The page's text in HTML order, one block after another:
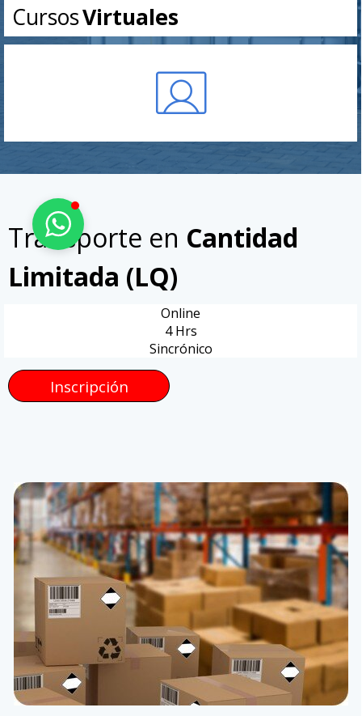
CursosVirtuales
Transporte en Cantidad
Limitada (LQ)
Online
4 Hrs
Sincrónico
Inscripción